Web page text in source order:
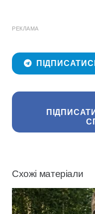
РЕКЛАМА
Схожі матеріали